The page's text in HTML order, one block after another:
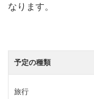
なります。
予定の種類
旅行